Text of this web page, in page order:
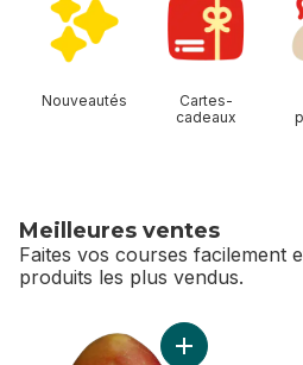
Nouveautés
Cartes-
cadeaux
Meilleures ventes
Faites vos courses facilement
produits les plus vendus.
sauter Meilleures ventes
Ajouter